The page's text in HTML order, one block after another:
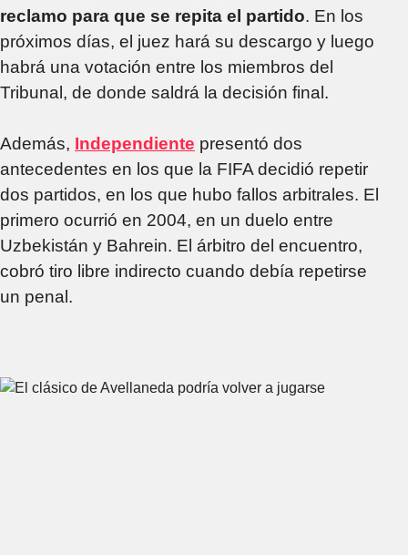
reclamo para que se repita el partido. En los
próximos días, el juez hará su descargo y luego
habrá una votación entre los miembros del
Tribunal, de donde saldrá la decisión final.
Además, Independiente presentó dos
antecedentes en los que la FIFA decidió repetir
dos partidos, en los que hubo fallos arbitrales. El
primero ocurrió en 2004, en un duelo entre
Uzbekistán y Bahrein. El árbitro del encuentro,
cobró tiro libre indirecto cuando debía repetirse
un penal.